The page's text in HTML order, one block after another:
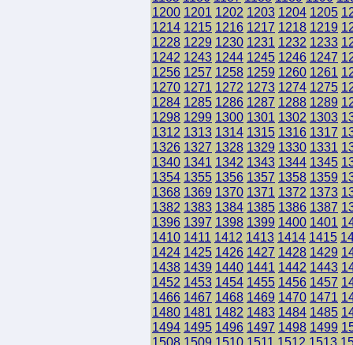
1200 1201 1202 1203 1204 1205
1214 1215 1216 1217 1218 1219
1228 1229 1230 1231 1232 1233
1242 1243 1244 1245 1246 1247
1256 1257 1258 1259 1260 1261
1270 1271 1272 1273 1274 1275
1284 1285 1286 1287 1288 1289
1298 1299 1300 1301 1302 1303
1312 1313 1314 1315 1316 1317
1326 1327 1328 1329 1330 1331
1340 1341 1342 1343 1344 1345
1354 1355 1356 1357 1358 1359
1368 1369 1370 1371 1372 1373
1382 1383 1384 1385 1386 1387
1396 1397 1398 1399 1400 1401
1410 1411 1412 1413 1414 1415
1424 1425 1426 1427 1428 1429
1438 1439 1440 1441 1442 1443
1452 1453 1454 1455 1456 1457
1466 1467 1468 1469 1470 1471
1480 1481 1482 1483 1484 1485
1494 1495 1496 1497 1498 1499
1508 1509 1510 1511 1512 1513